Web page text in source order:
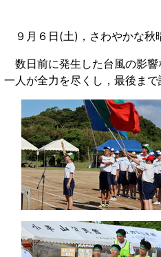
９月６日(土)，さわやかな秋
数日前に発生した台風の影響
一人が全力を尽くし，最後ま